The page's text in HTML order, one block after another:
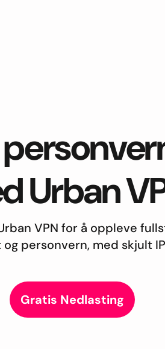
Urban
VPN for å oppleve
personvern, med skjult
Gratis Nedlasting